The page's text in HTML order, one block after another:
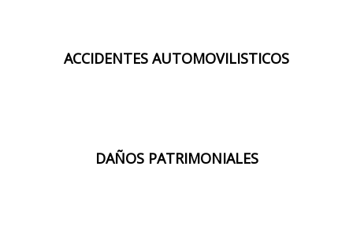
ACCIDENTES AUTOMOVILISTICOS
DAÑOS PATRIMONIALES